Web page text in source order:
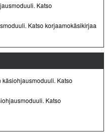
Katso
Katso korjaamokäsikirjaa
Katso
Katso